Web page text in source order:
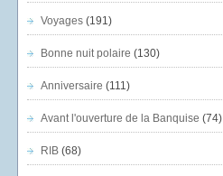
Voyages(191)
Bonne nuit polaire (130)
Anniversaire (111)
Avant l'ouverture de la Banquise (74)
RIB(68)